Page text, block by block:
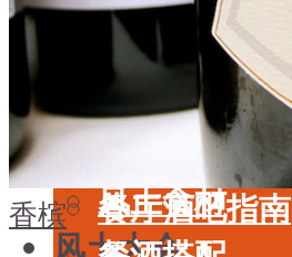
品鉴专栏
美食
餐厅酒吧指南
餐酒搭配
风土食材
风土大会
留学教育
名庄
品鉴专栏
美食
餐厅酒吧指南
香槟